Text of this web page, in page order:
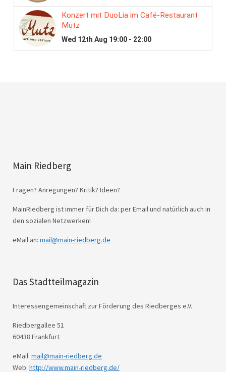
Main Riedberg
Fragen? Anregungen? Kritik? Ideen?
MainRiedberg ist immer für Dich da: per Email und natürlich auch in
den sozialen Netzwerken!
eMail an: mail@main-riedberg.de
Das Stadtteilmagazin
Interessengemeinschaft zur Förderung des Riedberges e.V.
Riedbergallee 51
60438 Frankfurt
eMail: mail@main-riedberg.de
Web: http://www.main-riedberg.de/